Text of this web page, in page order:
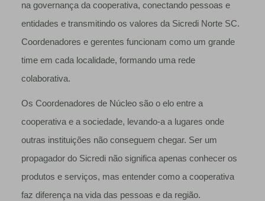
na governança da cooperativa, conectando pessoas e
entidades e transmitindo os valores da Sicredi Norte SC.
Coordenadores e gerentes funcionam como um grande
time em cada localidade, formando uma rede
colaborativa.
Os Coordenadores de Núcleo são o elo entre a
cooperativa e a sociedade, levando-a a lugares onde
outras instituições não conseguem chegar. Ser um
propagador do Sicredi não significa apenas conhecer os
produtos e serviços, mas entender como a cooperativa
faz diferença na vida das pessoas e da região.